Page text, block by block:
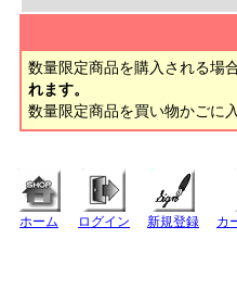
数量限定商品を購入される場
れます。
数量限定商品を買い物かごに
ホーム ログイン 新規登録 カ